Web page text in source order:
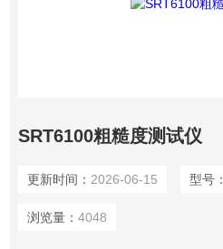
SRT6100粗糙度测试仪
更新时间： 2026-06-15 型号：
浏览量： 4048